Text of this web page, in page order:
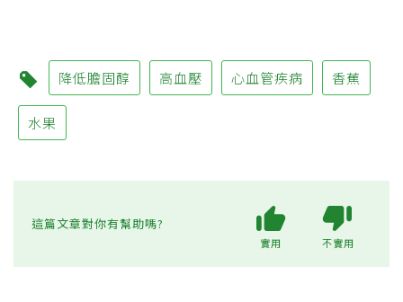
降低膽固醇 高血壓 心血管疾病 香蕉
水果
這篇文章對你有幫助嗎?
實用 不實用